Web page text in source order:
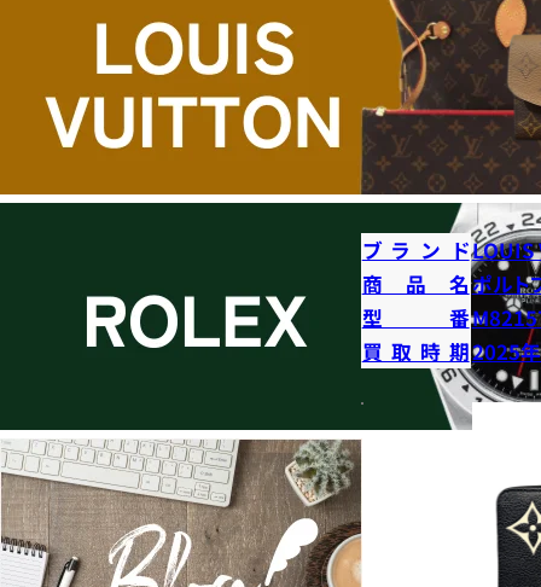
ブランドLOUIS
商品名ポルト
型番
買取時期2025